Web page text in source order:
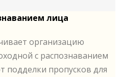
лица
организацию
с распознаванием
подделки пропусков для